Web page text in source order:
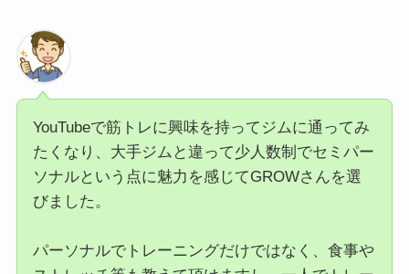
YouTubeで筋トレに興味を持ってジムに通ってみ
たくなり、大手ジムと違って少人数制でセミパー
ソナルという点に魅力を感じてGROWさんを選
びました。
パーソナルでトレーニングだけではなく、食事や